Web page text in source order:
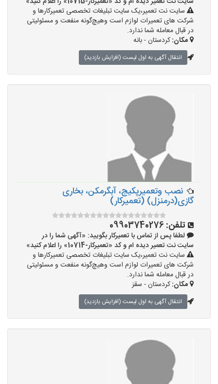
سایت نت تعمیر،یک سایت تبلیغات تخصصی تعمیرکارها و
شرکت های تعمیرات لوازم است وهیچ‌گونه منفعت و مسئولیتی
در قبال معامله شما ندارد.
مکان:کردستان - بانه
انتقال آگهی به اول لیست (افزایش بازدید)
نصب وتعمیرپکیج، آبگرمکن، بخاری
گازی(درمنزل) (تعمیرکار)
تلفن: 09903740276
لطفا پس از تماس با تعمیرکار بگویید: «آگهی شما را در
سایت نت تعمیر دیده ام و کد «تعمیرکار-10714» را اعلام کنید»
سایت نت تعمیر،یک سایت تبلیغات تخصصی تعمیرکارها و
شرکت های تعمیرات لوازم است وهیچ‌گونه منفعت و مسئولیتی
در قبال معامله شما ندارد.
مکان:کردستان - سقز
انتقال آگهی به اول لیست (افزایش بازدید)